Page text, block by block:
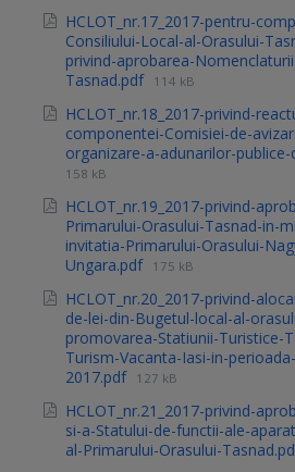
HCLOT_nr.17_2017-pentru-
Consiliului-Local-al-Orasului-
privind-aprobarea-
Tasnad.pdf 114 kB
HCLOT_nr.18_2017-privind-
componentei-Comisiei-de-
organizare-a-adunarilor-
158 kB
HCLOT_nr.19_2017-privind-
Primarului-Orasului-Tasnad-in-
invitatia-Primarului-Orasului-
Ungara.pdf 175 kB
HCLOT_nr.20_2017-privind-
de-lei-din-Bugetul-local-al-
promovarea-Statiunii-Turistice-
Turism-Vacanta-Iasi-in-
2017.pdf 127 kB
HCLOT_nr.21_2017-privind-
si-a-Statului-de-functii-ale-
al-Primarului-Orasului-